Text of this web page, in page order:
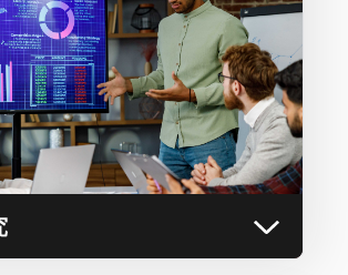
享共享数据、研究结果和演示文稿，
够实时查看和讨论材料，从而促进更
快的决策和更富有成效的讨论。